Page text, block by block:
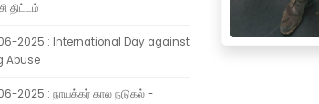
திட்டம்
2025 : International Day against
Abuse
2025 : நாயக்கர் கால நடுகல் -